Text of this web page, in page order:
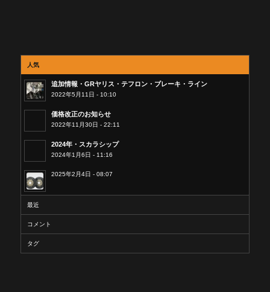
人気
追加情報・GRヤリス・テフロン・ブレーキ・ライン
2022年5月11日 - 10:10
価格改正のお知らせ
2022年11月30日 - 22:11
2024年・スカラシップ
2024年1月6日 - 11:16
2025年2月4日 - 08:07
最近
コメント
タグ